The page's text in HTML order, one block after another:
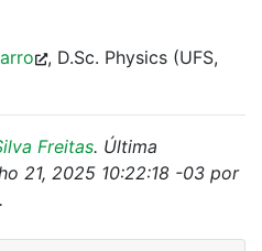
, D.Sc. Physics (UFS,
Freitas. Última
21, 2025 10:22:18 -03 por
.